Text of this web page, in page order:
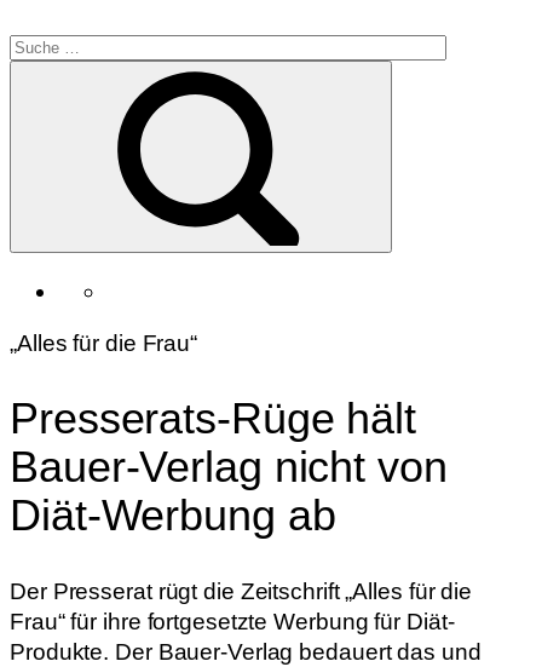
„Alles für die Frau“
Presserats-Rüge hält
Bauer-Verlag nicht von
Diät-Werbung ab
Der Presserat rügt die Zeitschrift „Alles für die
Frau“ für ihre fortgesetzte Werbung für Diät-
Produkte. Der Bauer-Verlag bedauert das und